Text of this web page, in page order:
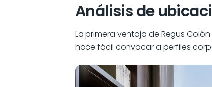
Análisis de
La primera ventaja de Regus Colón
hace fácil convocar a perfiles